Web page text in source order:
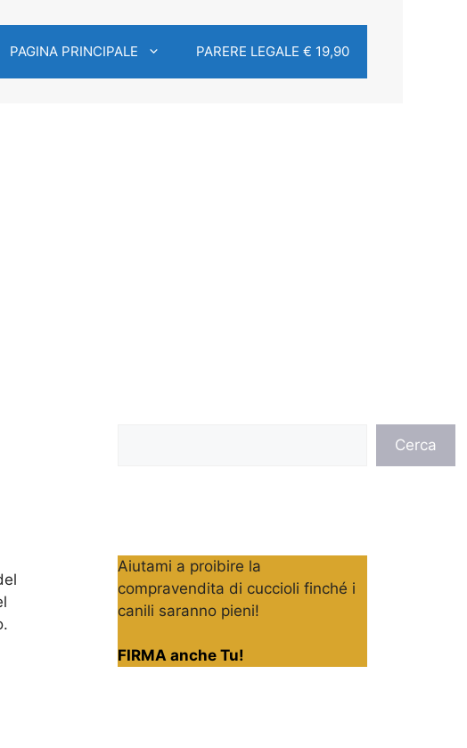
PAGINA PRINCIPALE PARERE LEGALE € 19,90
Cerca
Aiutami a proibire la
compravendita di cuccioli finché i
canili saranno pieni!
FIRMA anche Tu!